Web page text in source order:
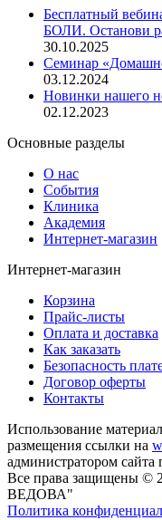
Бесплатный
БОЛИ. Останови
30.10.2025
Семинар
03.12.2024
Новинки нашего
02.12.2023
Основные разделы
О нас
События
Клиника
Академия
Интернет-магазин
Интернет-магазин
Корзина
Прайс-листы
Оплата и доставка
Как заказать
Безопасность
Договор оферты
Контакты
Использование
размещения ссылки на
администратором сайта
Все права защищены
ВЕДОВА"
Политика